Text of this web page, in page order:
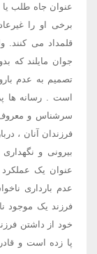
عنوان جاه طلب
برخی او را
قلمداد می کنند.
تصمیم به عدم
است . رسانه ها
سرشناس و معروف
فرزندان آنان ،
بیرونی و
عنوان یک
عدم بارداری
فرزند یک موجود
خود از داشتن
پا زده است و